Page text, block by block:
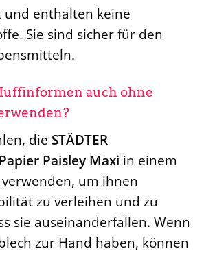
und enthalten keine
Sie sind sicher für den
auch ohne
die STÄDTER
Paisley Maxi in einem
um ihnen
zu verleihen und zu
sie auseinanderfallen. Wenn
zur Hand haben, können